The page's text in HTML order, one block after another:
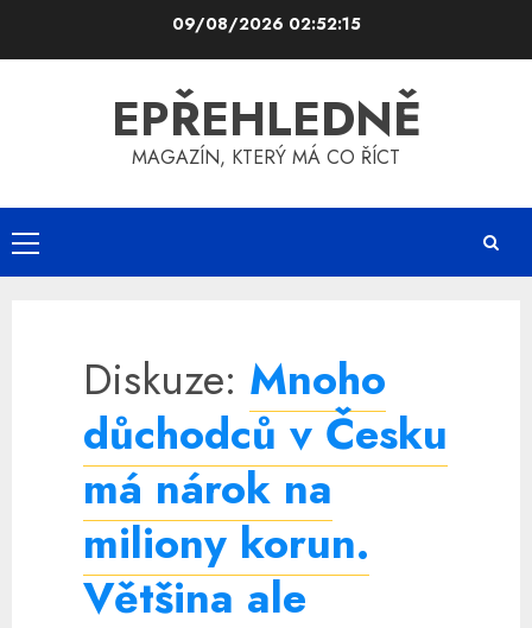
09/08/2026 02:52:15
EPŘEHLEDNĚ
MAGAZÍN, KTERÝ MÁ CO ŘÍCT
Primary
Menu
Diskuze: Mnoho
důchodců v Česku
má nárok na
miliony korun.
Většina ale